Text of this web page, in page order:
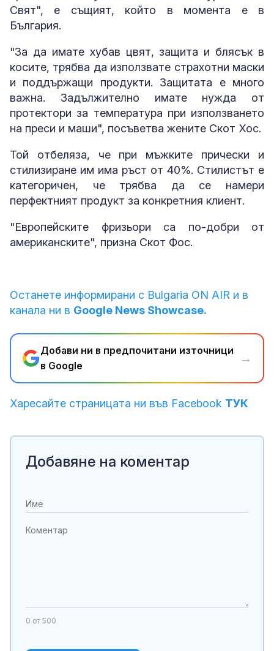
Свят", е същият, който в момента е в
България.
"За да имате хубав цвят, защита и блясък в
косите, трябва да използвате страхотни маски
и поддържащи продукти. Защитата е много
важна. Задължително имате нужда от
протектори за температура при използването
на преси и маши", посъветва жените Скот Хос.
Той отбеляза, че при мъжките прически и
стилизиране им има ръст от 40%. Стилистът е
категоричен, че трябва да се намери
перфектният продукт за конкретния клиент.
"Европейските фризьори са по-добри от
американските", призна Скот Фос.
Останете информирани с Bulgaria ON AIR и в
канала ни в Google News Showcase.
Добави ни в предпочитани източници
в Google
→
Харесайте страницата ни във Facebook ТУК
Добавяне на коментар
0 от 500